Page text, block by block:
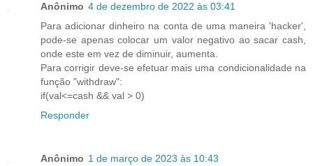
Anônimo 4 de dezembro de 2022 às 03:41
Para adicionar dinheiro na conta de uma maneira 'hacker',
pode-se apenas colocar um valor negativo ao sacar cash,
onde este em vez de diminuir, aumenta.
Para corrigir deve-se efetuar mais uma condicionalidade na
função "withdraw":
if(val<=cash && val > 0)
Responder
Anônimo 1 de março de 2023 às 10:43